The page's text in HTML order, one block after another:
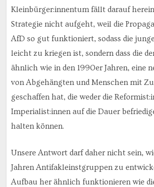
Kleinbürger:innentum fällt darauf
Strategie nicht aufgeht, weil die
AfD so gut funktioniert, sodass die
leicht zu kriegen ist, sondern dass die
ähnlich wie in den 1990er Jahren, eine
von Abgehängten und Menschen mit
geschaffen hat, die weder die
Imperialist:innen auf die Dauer
halten können.
Unsere Antwort darf daher nicht sein,
Jahren Antifakleinstgruppen zu
Aufbau her ähnlich funktionieren wie